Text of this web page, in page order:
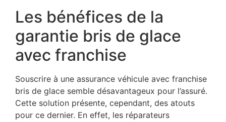
Les bénéfices de la
garantie bris de glace
avec franchise
Souscrire à une assurance véhicule avec franchise
bris de glace semble désavantageux pour l’assuré.
Cette solution présente, cependant, des atouts
pour ce dernier. En effet, les réparateurs